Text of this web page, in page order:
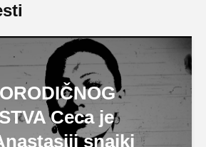
Ceca je
snajki